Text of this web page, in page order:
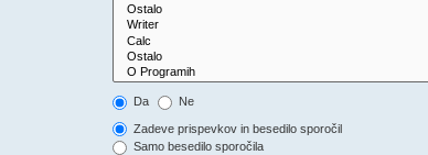
Da Ne
Zadeve prispevkov in besedilo sporočil
Samo besedilo sporočila